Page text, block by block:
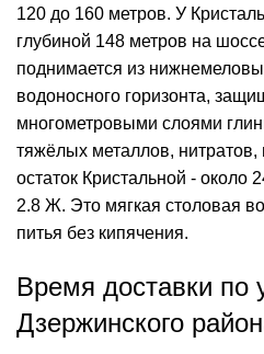
120 до 160 метров. У
глубиной 148 метров на
поднимается из
водоносного горизонта,
многометровыми слоями
тяжёлых металлов, нитратов,
остаток Кристальной - около
2.8 Ж. Это мягкая столовая
питья без кипячения.
Время доставки по
Дзержинского